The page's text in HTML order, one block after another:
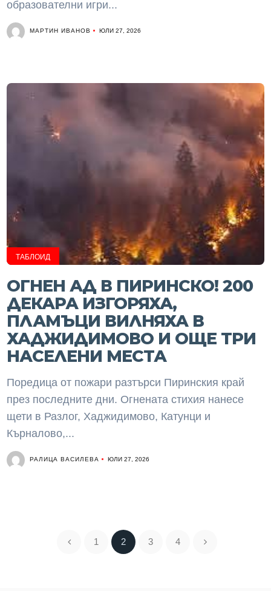
образователни игри...
МАРТИН ИВАНОВ ЮЛИ 27, 2026
ТАБЛОИД
ОГНЕН АД В ПИРИНСКО! 200
ДЕКАРА ИЗГОРЯХА,
ПЛАМЪЦИ ВИЛНЯХА В
ХАДЖИДИМОВО И ОЩЕ ТРИ
НАСЕЛЕНИ МЕСТА
Поредица от пожари разтърси Пиринския край
през последните дни. Огнената стихия нанесе
щети в Разлог, Хаджидимово, Катунци и
Кърналово,...
РАЛИЦА ВАСИЛЕВА ЮЛИ 27, 2026
1 2 3 4